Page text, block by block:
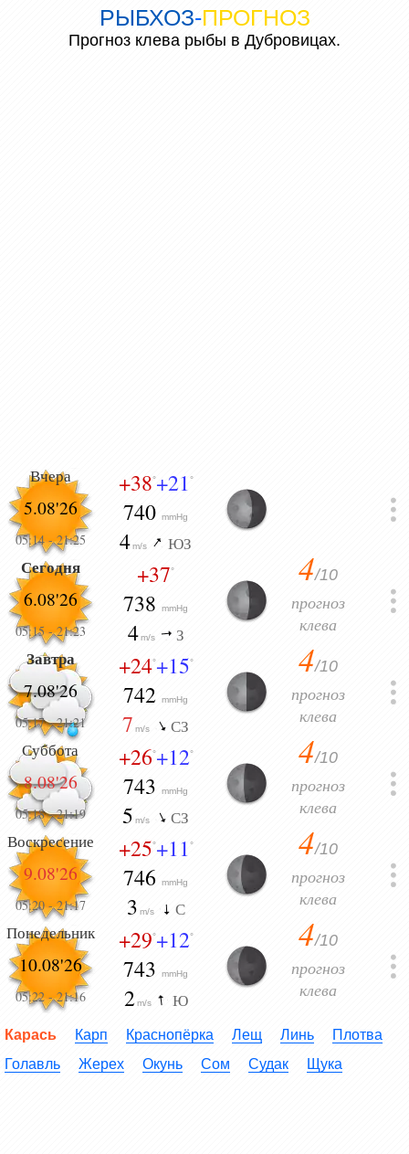
РЫБХОЗ-ПРОГНОЗ
Прогноз клева рыбы в Дубровицах.
Вчера
5.08'26
05:14-21:25
+38°+21°
740mmHg
4m/s ЮЗ
Сегодня
6.08'26
05:15-21:23
+37°
738mmHg
4 m/s З
4/10
прогноз
клева
Завтра
7.08'26
05:17-21:21
+24°+15°
742mmHg
7 m/s СЗ
4/10
прогноз
клева
Суббота
8.08'26
05:18-21:19
+26°+12°
743mmHg
5 m/s СЗ
4/10
прогноз
клева
Воскресение
9.08'26
05:20-21:17
+25°+11°
746mmHg
3 m/s С
4/10
прогноз
клева
Понедельник
10.08'26
05:22-21:16
+29°+12°
743mmHg
2 m/s Ю
4/10
прогноз
клева
Карась Карп Краснопёрка Лещ Линь
Плотва
Голавль
Жерех Окунь Сом Судак Щука